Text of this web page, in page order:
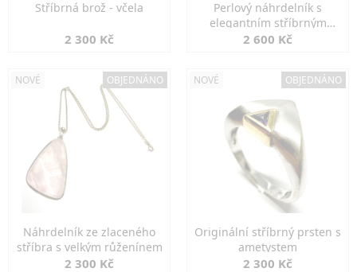
Stříbrná brož - včela
2 300 Kč
Perlový náhrdelník s
elegantním stříbrným
zapínáním
2 600 Kč
NOVÉ OBJEDNÁNO
Náhrdelník ze zlaceného
stříbra s velkým růženínem
2 300 Kč
NOVÉ OBJEDNÁNO
Originální stříbrný prsten s
ametystem
2 300 Kč